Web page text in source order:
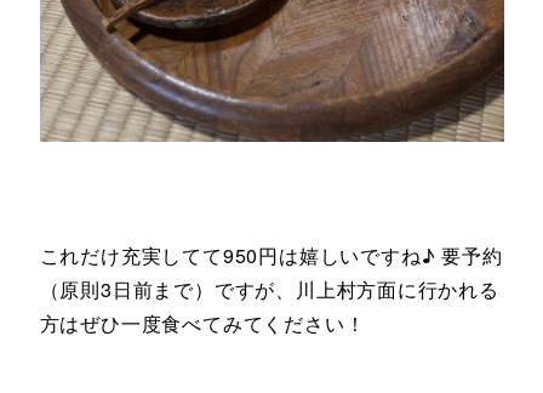
これだけ充実してて950円は嬉しいですね♪ 要予約
（原則3日前まで）ですが、川上村方面に行かれる
方はぜひ一度食べてみてください！